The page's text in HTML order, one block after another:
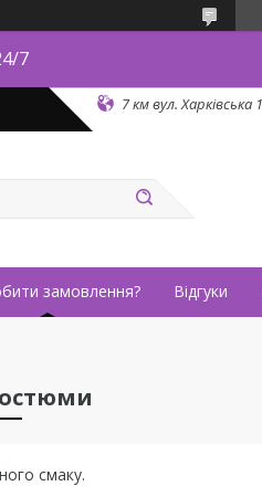
7
7 км вул. Харківська
замовлення? Відгуки
смаку.